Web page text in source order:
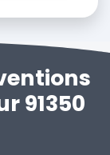
91350